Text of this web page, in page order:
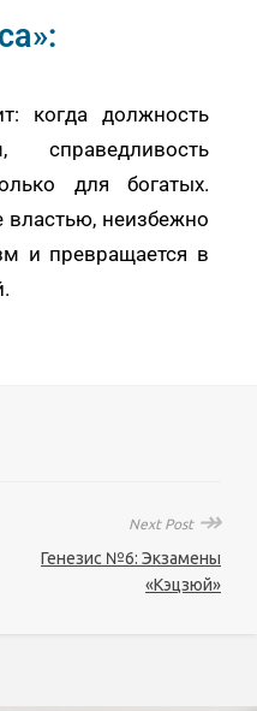
когда должность
справедливость
для богатых.
властью, неизбежно
и превращается в
Next Post ↠
Генезис №6: Экзамены
«Кэцзюй»